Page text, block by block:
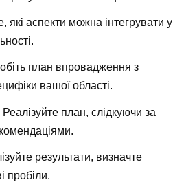
які аспекти можна інтегрувати у
план впровадження з
вашої області.
Реалізуйте план, слідкуючи за
результати, визначте
пробіли.